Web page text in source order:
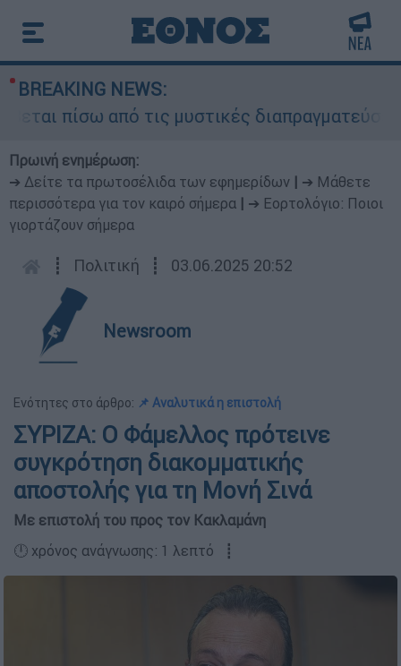
BREAKING NEWS:
πίσω από τις μυστικές διαπραγματεύσεις
Πρωινή ενημέρωση:
➔ Δείτε τα πρωτοσέλιδα των εφημερίδων
➔ Μάθετε
περισσότερα για τον καιρό σήμερα
➔ Εορτολόγιο: Ποιοι
γιορτάζουν σήμερα
┋ Πολιτική ┋ 03.06.2025 20:52
Newsroom
Ενότητες στο άρθρο: 📌 Αναλυτικά η επιστολή
ΣΥΡΙΖΑ: Ο Φάμελλος πρότεινε
συγκρότηση διακομματικής
αποστολής για τη Μονή Σινά
Με επιστολή του προς τον Κακλαμάνη
🕛 χρόνος ανάγνωσης: 1 λεπτό ┋